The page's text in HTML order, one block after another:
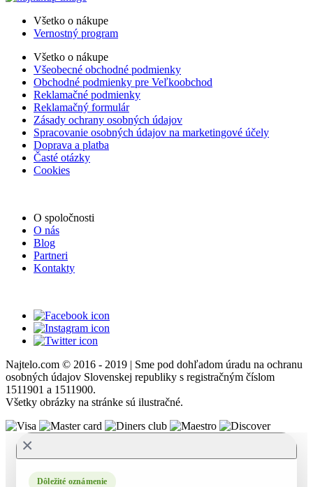
Všetko o nákupe
Vernostný program
Všetko o nákupe
Všeobecné obchodné podmienky
Obchodné podmienky pre Veľkoobchod
Reklamačné podmienky
Reklamačný formulár
Zásady ochrany osobných údajov
Spracovanie osobných údajov na marketingové účely
Doprava a platba
Časté otázky
Cookies
O spoločnosti
O nás
Blog
Partneri
Kontakty
Najtelo.com © 2016 - 2019 | Sme pod dohľadom úradu na ochranu
osobných údajov Slovenskej republiky s registračným číslom
1511901 a 1511900.
Všetky obrázky na stránke sú ilustračné.
×
Dôležité oznámenie